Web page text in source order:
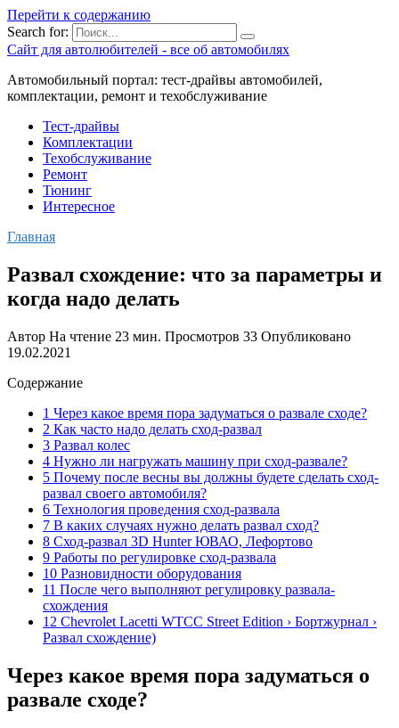
Перейти к содержанию
Search for:
Сайт для автолюбителей - все об автомобилях
Автомобильный портал: тест-драйвы автомобилей,
комплектации, ремонт и техобслуживание
Тест-драйвы
Комплектации
Техобслуживание
Ремонт
Тюнинг
Интересное
Главная
Развал схождение: что за параметры и
когда надо делать
Автор На чтение 23 мин. Просмотров 33 Опубликовано
19.02.2021
Содержание
1 Через какое время пора задуматься о развале сходе?
2 Как часто надо делать сход-развал
3 Развал колес
4 Нужно ли нагружать машину при сход-развале?
5 Почему после весны вы должны будете сделать сход-
развал своего автомобиля?
6 Технология проведения сход-развала
7 В каких случаях нужно делать развал сход?
8 Сход-развал 3D Hunter ЮВАО, Лефортово
9 Работы по регулировке сход-развала
10 Разновидности оборудования
11 После чего выполняют регулировку развала-
схождения
12 Chevrolet Lacetti WTCC Street Edition › Бортжурнал ›
Развал схождение)
Через какое время пора задуматься о
развале сходе?